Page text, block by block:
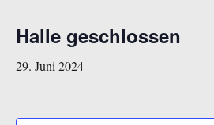
Halle geschlossen
29. Juni 2024